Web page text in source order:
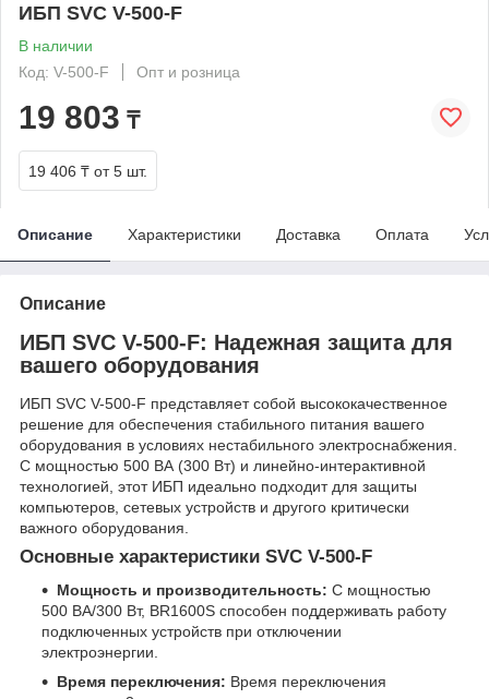
ИБП SVC V-500-F
В наличии
Код: V-500-F
Опт и розница
19 803 ₸
19 406 ₸ от 5 шт.
Описание Характеристики Доставка Оплата
Описание
ИБП SVC V-500-F: Надежная защита для
вашего оборудования
ИБП SVC V-500-F представляет собой высококачественное
решение для обеспечения стабильного питания вашего
оборудования в условиях нестабильного электроснабжения.
С мощностью 500 ВА (300 Вт) и линейно-интерактивной
технологией, этот ИБП идеально подходит для защиты
компьютеров, сетевых устройств и другого критически
важного оборудования.
Основные характеристики SVC V-500-F
Мощность и производительность: С мощностью
500 ВА/300 Вт, BR1600S способен поддерживать работу
подключенных устройств при отключении
электроэнергии.
Время переключения: Время переключения